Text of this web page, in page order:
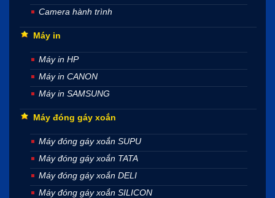
Camera hành trình
Máy in
Máy in HP
Máy in CANON
Máy in SAMSUNG
Máy đóng gáy xoắn
Máy đóng gáy xoắn SUPU
Máy đóng gáy xoắn TATA
Máy đóng gáy xoắn DELI
Máy đóng gáy xoắn SILICON